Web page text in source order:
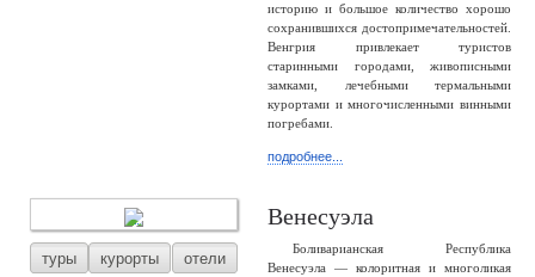
историю и большое количество хорошо
сохранившихся достопримечательностей.
Венгрия привлекает туристов
старинными городами, живописными
замками, лечебными термальными
курортами и многочисленными винными
погребами.
подробнее...
туры курорты отели
Венесуэла
Боливарианская Республика
Венесуэла — колоритная и многоликая